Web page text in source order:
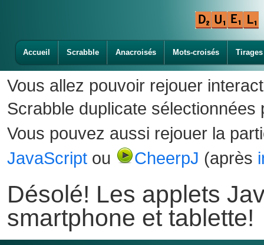
Accueil Scrabble Anacroisés Mots-croisés Tirages
Vous allez pouvoir rejouer
Scrabble duplicate sélectionnées
Vous pouvez aussi rejouer la
JavaScript ou CheerpJ (après
Désolé! Les applets
smartphone et tablette!